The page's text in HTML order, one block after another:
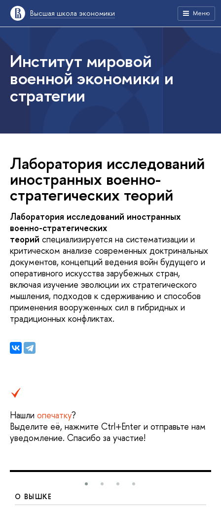
Высшая школа экономики Меню
Институт мировой
военной экономики и
стратегии
Лаборатория исследований
иностранных военно-
стратегических теорий
Лаборатория исследований иностранных
военно-стратегических
теорий специализируется на систематизации и
критическом анализе современных доктринальных
документов, концепций ведения войн будущего и
оперативного искусства зарубежных стран,
включая изучение эволюции их стратегического
мышления, подходов к сдерживанию и способов
применения вооруженных сил в гибридных и
традиционных конфликтах.
Нашли опечатку?
Выделите её, нажмите Ctrl+Enter и отправьте нам
уведомление. Спасибо за участие!
О ВЫШКЕ